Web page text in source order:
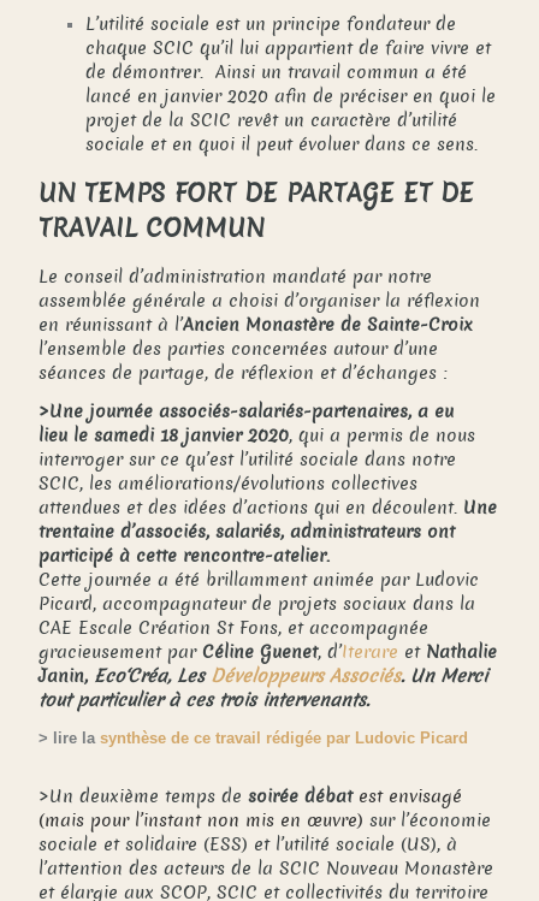
L’utilité sociale est un principe fondateur de
chaque SCIC qu’il lui appartient de faire vivre et
de démontrer. Ainsi un travail commun a été
lancé en janvier 2020 afin de préciser en quoi le
projet de la SCIC revêt un caractère d’utilité
sociale et en quoi il peut évoluer dans ce sens.
UN TEMPS FORT DE PARTAGE ET DE
TRAVAIL COMMUN
Le conseil d’administration mandaté par notre
assemblée générale a choisi d’organiser la réflexion
en réunissant à l’Ancien Monastère de Sainte-Croix
l’ensemble des parties concernées autour d’une
séances de partage, de réflexion et d’échanges :
>Une journée associés-salariés-partenaires, a eu
lieu le samedi 18 janvier 2020, qui a permis de nous
interroger sur ce qu’est l’utilité sociale dans notre
SCIC, les améliorations/évolutions collectives
attendues et des idées d’actions qui en découlent. Une
trentaine d’associés, salariés, administrateurs ont
participé à cette rencontre-atelier.
Cette journée a été brillamment animée par Ludovic
Picard, accompagnateur de projets sociaux dans la
CAE Escale Création St Fons, et accompagnée
gracieusement par Céline Guenet, d’Iterare et Nathalie
Janin, Eco‘Créa, Les Développeurs Associés. Un Merci
tout particulier à ces trois intervenants.
> lire la synthèse de ce travail rédigée par Ludovic Picard
>Un deuxième temps de soirée débatest envisagé
(mais pour l’instant non mis en œuvre) sur l’économie
sociale et solidaire (ESS) et l’utilité sociale (US), à
l’attention des acteurs de la SCIC Nouveau Monastère
et élargie aux SCOP, SCIC et collectivités du territoire